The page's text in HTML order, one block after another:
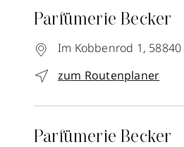
Parfümerie Becker
Im Kobbenrod 1, 58840
zum Routenplaner
Parfümerie Becker